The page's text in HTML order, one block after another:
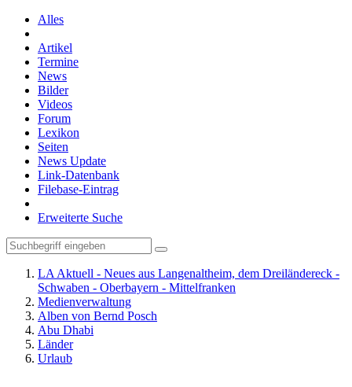
Alles
Artikel
Termine
News
Bilder
Videos
Forum
Lexikon
Seiten
News Update
Link-Datenbank
Filebase-Eintrag
Erweiterte Suche
LA Aktuell - Neues aus Langenaltheim, dem Dreiländereck -
Schwaben - Oberbayern - Mittelfranken
Medienverwaltung
Alben von Bernd Posch
Abu Dhabi
Länder
Urlaub